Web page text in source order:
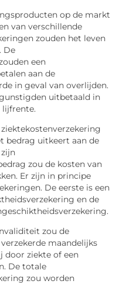
op de markt
van verschillende
zouden het leven
De
een
aan de
in geval van overlijden.
uitbetaald in
lijfrente.
bedrag uitkeert aan de
zou de kosten van
Er zijn in principe
De eerste is een
en de
zou de
maandelijks
door ziekte of een
De totale
zou worden